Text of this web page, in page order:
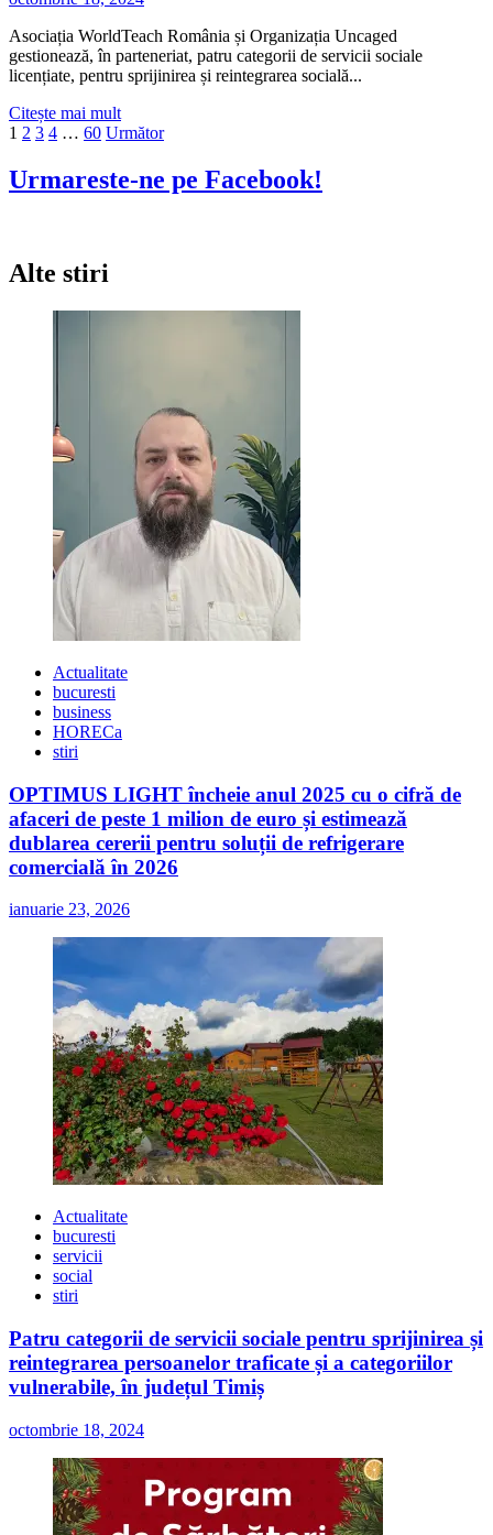
Asociația WorldTeach România și Organizația Uncaged
gestionează, în parteneriat, patru categorii de servicii sociale
licențiate, pentru sprijinirea și reintegrarea socială...
Citește mai multCitește
mai
Patru
sprijinirea
categoriilor
vulnerabile,
județul
Timiș
Paginație
articole
1 2 3 4 … 60 Următor
Urmareste-ne pe Facebook!
Alte stiri
Actualitate
bucuresti
business
HORECa
stiri
OPTIMUS LIGHT încheie anul 2025 cu o cifră de
afaceri de peste 1 milion de euro și estimează
dublarea cererii pentru soluții de refrigerare
comercială în 2026
ianuarie 23, 2026
Actualitate
bucuresti
servicii
social
stiri
Patru categorii de servicii sociale pentru sprijinirea și
reintegrarea persoanelor traficate și a categoriilor
vulnerabile, în județul Timiș
octombrie 18, 2024